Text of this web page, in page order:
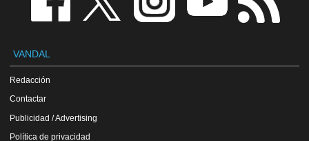
VANDAL
Redacción
Contactar
Publicidad / Advertising
Política de privacidad